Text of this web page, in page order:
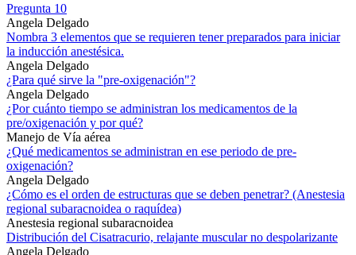
Pregunta 10
Angela Delgado
Nombra 3 elementos que se requieren tener preparados para iniciar
la inducción anestésica.
Angela Delgado
¿Para qué sirve la "pre-oxigenación"?
Angela Delgado
¿Por cuánto tiempo se administran los medicamentos de la
pre/oxigenación y por qué?
Manejo de Vía aérea
¿Qué medicamentos se administran en ese periodo de pre-
oxigenación?
Angela Delgado
¿Cómo es el orden de estructuras que se deben penetrar? (Anestesia
regional subaracnoidea o raquídea)
Anestesia regional subaracnoidea
Distribución del Cisatracurio, relajante muscular no despolarizante
Angela Delgado